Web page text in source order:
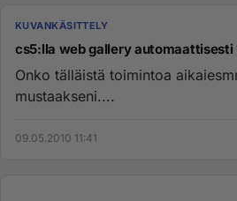
KUVANKÄSITTELY
cs5:lla web gallery automaattisesti
Onko tälläistä toimintoa
mustaakseni....
09.05.2010 11:41